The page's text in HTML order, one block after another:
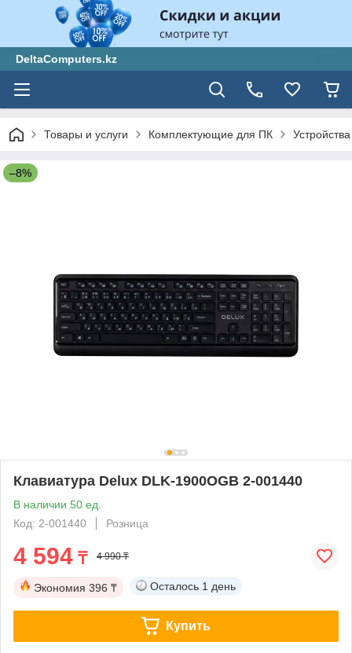
DeltaComputers.kz
Товары и услуги Комплектующие для ПК
–8%
Клавиатура Delux DLK-1900OGB 2-001440
В наличии 50 ед.
Код: 2-001440
Розница
4 594 ₸ 4 990 ₸
Экономия 396 ₸ Осталось 1 день
Купить